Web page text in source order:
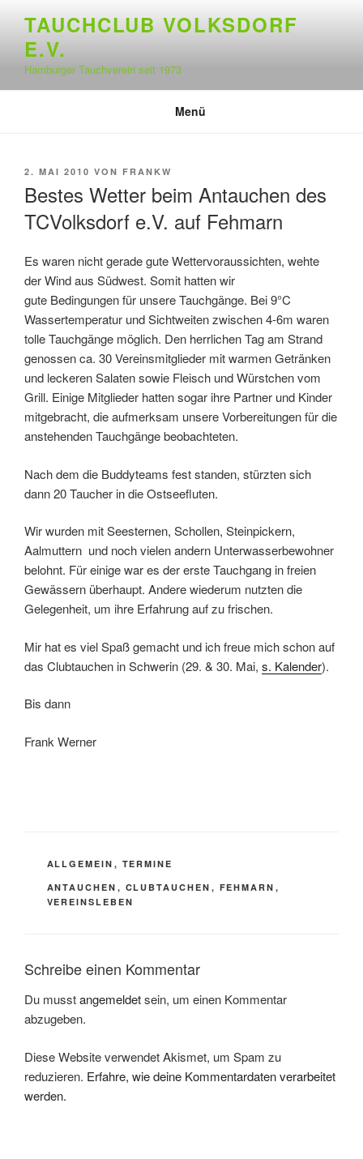
springen
TAUCHCLUB VOLKSDORF
E.V.
Hamburger Tauchverein seit 1973
Menü
VERÖFFENTLICHT
2. MAI 2010 VON FRANKW
Bestes Wetter beim Antauchen des
TCVolksdorf e.V. auf Fehmarn
Es waren nicht gerade gute Wettervoraussichten, wehte
der Wind aus Südwest. Somit hatten wir
gute Bedingungen für unsere Tauchgänge. Bei 9°C
Wassertemperatur und Sichtweiten zwischen 4-6m waren
tolle Tauchgänge möglich. Den herrlichen Tag am Strand
genossen ca. 30 Vereinsmitglieder mit warmen Getränken
und leckeren Salaten sowie Fleisch und Würstchen vom
Grill. Einige Mitglieder hatten sogar ihre Partner und Kinder
mitgebracht, die aufmerksam unsere Vorbereitungen für die
anstehenden Tauchgänge beobachteten.
Nach dem die Buddyteams fest standen, stürzten sich
dann 20 Taucher in die Ostseefluten.
Wir wurden mit Seesternen, Schollen, Steinpickern,
Aalmuttern und noch vielen andern Unterwasserbewohner
belohnt. Für einige war es der erste Tauchgang in freien
Gewässern überhaupt. Andere wiederum nutzten die
Gelegenheit, um ihre Erfahrung auf zu frischen.
Mir hat es viel Spaß gemacht und ich freue mich schon auf
das Clubtauchen in Schwerin (29. & 30. Mai, s. Kalender).
Bis dann
Frank Werner
KATEGORIEN
ALLGEMEIN , TERMINE
SCHLAGWÖRTER
ANTAUCHEN , CLUBTAUCHEN , FEHMARN ,
VEREINSLEBEN
Schreibe einen Kommentar
Du musstangemeldetsein, um einen Kommentar
abzugeben.
Diese Website verwendet Akismet, um Spam zu
reduzieren. Erfahre, wie deine Kommentardaten verarbeitet
werden.